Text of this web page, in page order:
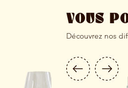
VOUS
Découvrez nos